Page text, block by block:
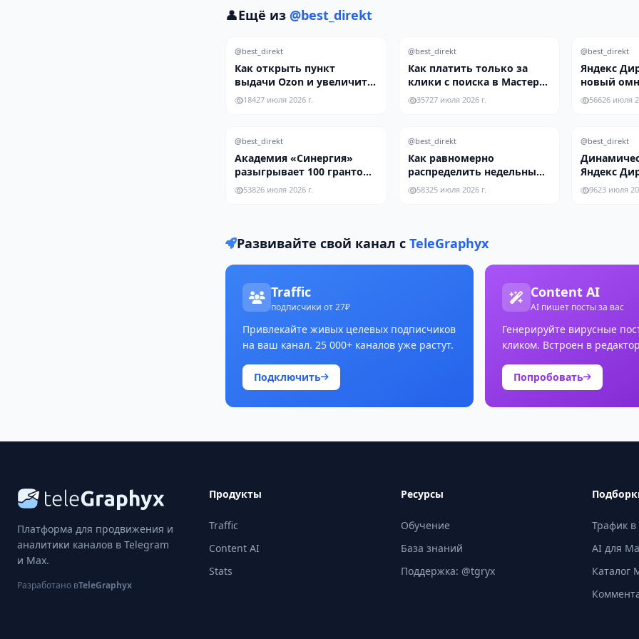
👤Ещё из @best_direkt
@best_direkt
Как открыть пункт
выдачи Ozon и увеличить
доход бизнеса за 14 дней
18427 июля 2026 г.
@best_direkt
Как платить только за
клики с поиска в Мастер
кампаниях Яндекс Директ
35727 июля 2026 г.
@best_direkt
Яндекс
новый
формат
рекламы
56626 июля
@best_direkt
Академия «Синергия»
разыгрывает 100 грантов
на бесплатное обучение
53826 июля 2026 г.
@best_direkt
Как равномерно
распределить недельный
бюджет в Яндекс Директ
58325 июля 2026 г.
@best_direkt
Яндекс
работы
9623 июля
Развивайте свой канал с TeleGraphyx
Traffic
подписчики от 27₽
Привлекайте живых целевых подписчиков
на ваш канал. 25 000+ каналов уже растут.
Подключить
Content AI
AI пишет посты за вас
Генерируйте вирусные
кликом. Встроен в
Попробовать
Платформа для продвижения и
аналитики каналов в Telegram
и Max.
Разработано вTeleGraphyx
Продукты
Traffic
Content AI
Stats
Ресурсы
Обучение
База знаний
Поддержка: @tgryx
Трафик в
AI для
Каталог